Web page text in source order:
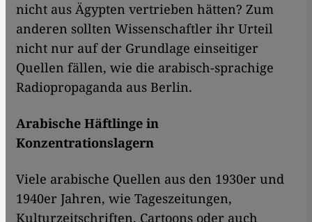
nicht aus Ägypten vertrieben hätten? Zum
anderen sollten Wissenschaftler ihr Urteil
nicht nur auf der Grundlage einseitiger
Quellen fällen, wie die arabisch-sprachige
Radiopropaganda aus Berlin.
Arabische Häftlinge in
Konzentrationslagern
Viele arabische Quellen aus den 1930er und
1940er Jahren, wie Tageszeitungen,
Kulturzeitschriften, Cartoons oder auch